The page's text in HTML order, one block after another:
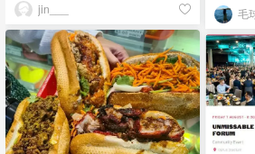
毛
jin___